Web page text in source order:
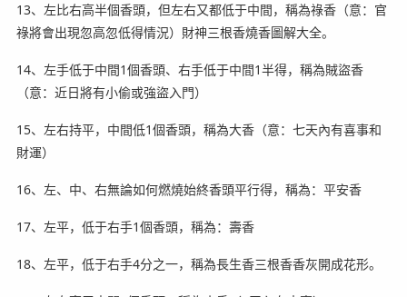
13、左比右高半個香頭，但左右又都低于中間，稱為祿香（意：官
祿將會出現忽高忽低得情況）財神三根香燒香圖解大全。
14、左手低于中間1個香頭、右手低于中間1半得，稱為賊盜香
（意：近日將有小偷或強盜入門）
15、左右持平，中間低1個香頭，稱為大香（意：七天內有喜事和
財運）
16、左、中、右無論如何燃燒始終香頭平行得，稱為：平安香
17、左平，低于右手1個香頭，稱為：壽香
18、左平，低于右手4分之一，稱為長生香三根香香灰開成花形。